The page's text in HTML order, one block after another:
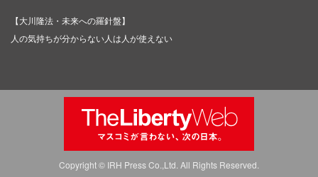
【大川隆法・未来への羅針盤】
人の気持ちが分からない人は人が使えない
Copyright © IRH Press Co.,Ltd. All Rights Reserved.